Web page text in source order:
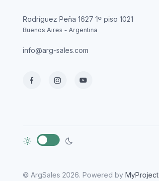
Rodríguez Peña 1627 1º piso 1021
Buenos Aires - Argentina
info@arg-sales.com
© ArgSales 2026. Powered by MyProject